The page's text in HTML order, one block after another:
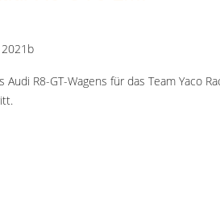
Audi R8-GT-Wagens für das Team Yaco